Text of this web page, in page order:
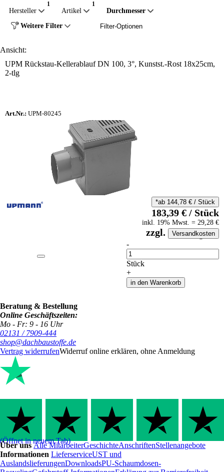
Hersteller
Artikel
Durchmesser
Weitere Filter
Filter-Optionen
Ansicht:
UPM Rückstau-Kellerablauf DN 100, 3°, Kunstst.-Rost 18x25cm,
2-tlg
Art.Nr.: UPM-80245
auf Anfrageliste
-
Anzahl
Stück
+
in den Warenkorb
*ab 144,78 €/ Stück
183,39 €/ Stück
inkl. 19% Mwst. = 29,28 €
zzgl. Versandkosten
Beratung & Bestellung
Online Geschäftszeiten:
Mo - Fr: 9 - 16 Uhr
02131 / 7909-444
shop@dachbaustoffe.de
Vertrag widerrufenWiderruf online erklären, ohne Anmeldung
(Öffnet in neuem Tab)
Über unsAlle MitarbeiterGeschichteAnschriftenStellenangebote
Informationen LieferserviceUST und
AuslandslieferungenDownloadsPU-Schaumdosen-